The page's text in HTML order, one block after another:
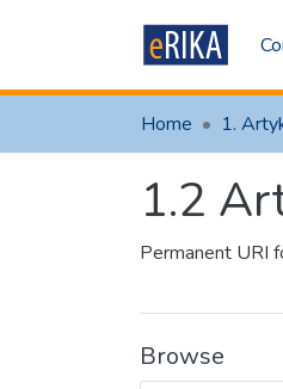
Home 1.
1.2
Permanent URI
Browse